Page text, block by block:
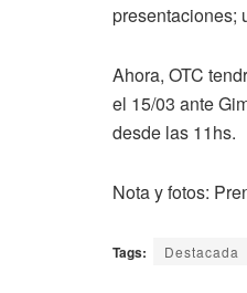
presentaciones;
Ahora, OTC
el 15/03 ante
desde las 11hs.
Nota y fotos:
Tags: Destacada